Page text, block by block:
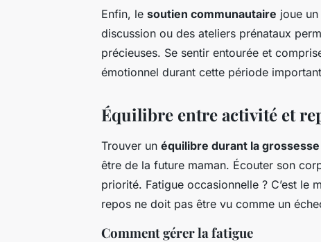
Enfin, le soutien communautaire joue
discussion ou des ateliers prénataux
précieuses. Se sentir entourée et
émotionnel durant cette période
Équilibre entre activité et
Trouver un équilibre durant la grossesse
être de la future maman. Écouter son
priorité. Fatigue occasionnelle ? C’est le
repos ne doit pas être vu comme un
Comment gérer la fatigue